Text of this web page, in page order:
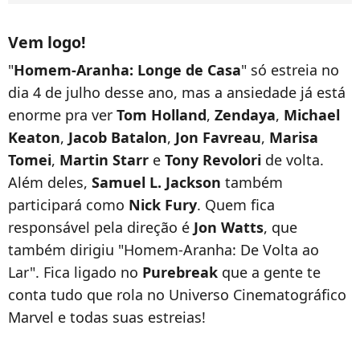
Vem logo!
"Homem-Aranha: Longe de Casa" só estreia no
dia 4 de julho desse ano, mas a ansiedade já está
enorme pra ver Tom Holland, Zendaya, Michael
Keaton, Jacob Batalon, Jon Favreau, Marisa
Tomei, Martin Starr e Tony Revolori de volta.
Além deles, Samuel L. Jackson também
participará como Nick Fury. Quem fica
responsável pela direção é Jon Watts, que
também dirigiu "Homem-Aranha: De Volta ao
Lar". Fica ligado no Purebreak que a gente te
conta tudo que rola no Universo Cinematográfico
Marvel e todas suas estreias!